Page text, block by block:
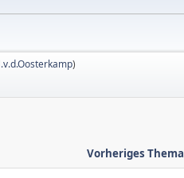
)
Vorheriges Thema